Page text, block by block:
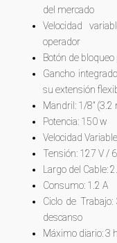
del mercado
Velocidad
operador
Botón de
Gancho
su extensión
Mandril: 1/8″ (3.2
Potencia: 150 w
Velocidad
Tensión: 127 V /
Largo del Cable:
Consumo: 1.2 A
Ciclo de
descanso
Máximo diario: 3